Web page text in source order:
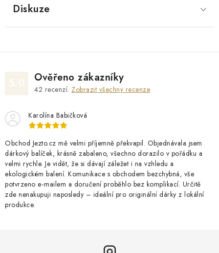
Diskuze
Ověřeno zákazníky
42 recenzí. Zobrazit všechny recenze
Karolína Babičková
Obchod Jezto.cz mě velmi příjemně překvapil. Objednávala jsem
dárkový balíček, krásně zabaleno, všechno dorazilo v pořádku a
velmi rychle. Je vidět, že si dávají záležet i na vzhledu a
ekologickém balení. Komunikace s obchodem bezchybná, vše
potvrzeno e‑mailem a doručení proběhlo bez komplikací. Určitě
zde nenakupuji naposledy – ideální pro originální dárky z lokální
produkce.